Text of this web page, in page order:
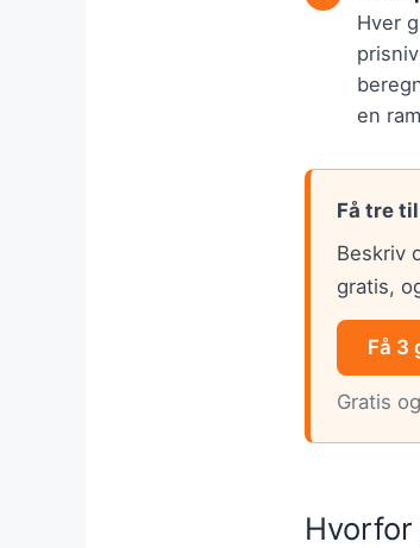
Hver
en
Få tre
Beskriv
gratis,
Få 3
Gratis